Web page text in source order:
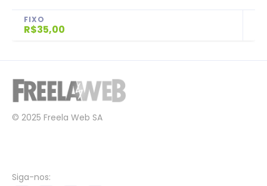
FIXO
R$35,00
© 2025 Freela Web SA
Siga-nos: